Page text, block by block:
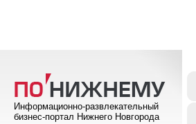
Информационно-развлекательный
бизнес-портал Нижнего Новгорода